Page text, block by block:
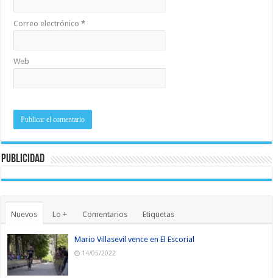
Correo electrónico*
Web
Publicidad
Nuevos Lo + Comentarios Etiquetas
Mario Villasevil vence en El Escorial
14/05/2022